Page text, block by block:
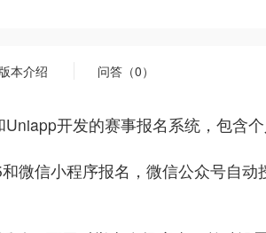
版本介绍 问答（0）
开发的赛事报名系统，包含
微信小程序报名，微信公众号自动